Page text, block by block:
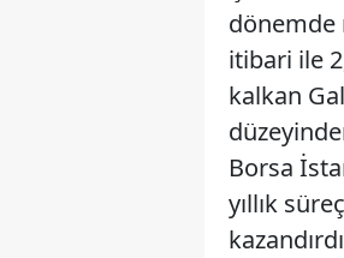
dönemde
itibari ile
kalkan
Borsa
yıllık